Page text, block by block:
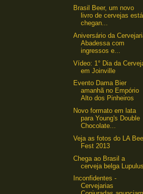
Brasil Beer, um novo
livro de cervejas está
chegan...
Aniversário da
Abadessa com
ingressos e...
Vídeo: 1° Dia da
em Joinville
Evento Dama Bier
amanhã no Empório
Alto dos Pinheiros
Novo formato em lata
para Young's Double
Chocolate...
Veja as fotos do LA
Fest 2013
Chega ao Brasil a
cerveja belga Lupulus
Inconfidentes -
Cervejarias